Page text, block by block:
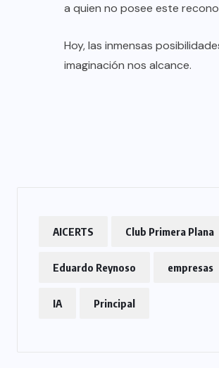
a quien no posee este
Hoy, las inmensas
imaginación nos alcance.
AICERTS Club Primera Plana
Eduardo Reynoso empresas
IA Principal